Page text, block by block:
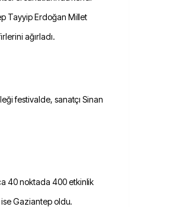
Tayyip Erdoğan Millet
ağırladı.
festivalde, sanatçı Sinan
40 noktada 400 etkinlik
Gaziantep oldu.